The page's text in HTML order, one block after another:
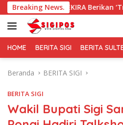
Langsung
ke
konten
Breaking News.
Berikan ‘Trauma Healing’
HOME BERITA SIGI BERITA
Beranda BERITA SIGI
BERITA SIGI
Wakil Bupati Sigi